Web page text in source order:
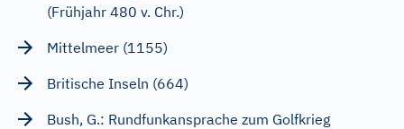
(Frühjahr 480 v. Chr.)
Mittelmeer (1155)
Britische Inseln (664)
Bush, G.: Rundfunkansprache zum Golfkrieg